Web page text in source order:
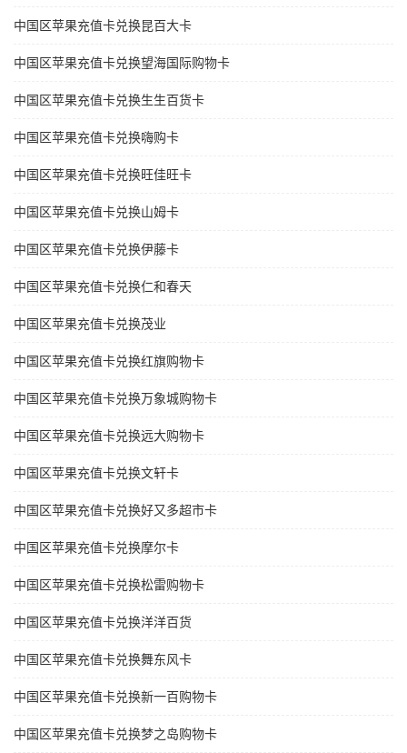
中国区苹果充值卡兑换昆百大卡
中国区苹果充值卡兑换望海国际购物卡
中国区苹果充值卡兑换生生百货卡
中国区苹果充值卡兑换嗨购卡
中国区苹果充值卡兑换旺佳旺卡
中国区苹果充值卡兑换山姆卡
中国区苹果充值卡兑换伊藤卡
中国区苹果充值卡兑换仁和春天
中国区苹果充值卡兑换茂业
中国区苹果充值卡兑换红旗购物卡
中国区苹果充值卡兑换万象城购物卡
中国区苹果充值卡兑换远大购物卡
中国区苹果充值卡兑换文轩卡
中国区苹果充值卡兑换好又多超市卡
中国区苹果充值卡兑换摩尔卡
中国区苹果充值卡兑换松雷购物卡
中国区苹果充值卡兑换洋洋百货
中国区苹果充值卡兑换舞东风卡
中国区苹果充值卡兑换新一百购物卡
中国区苹果充值卡兑换梦之岛购物卡